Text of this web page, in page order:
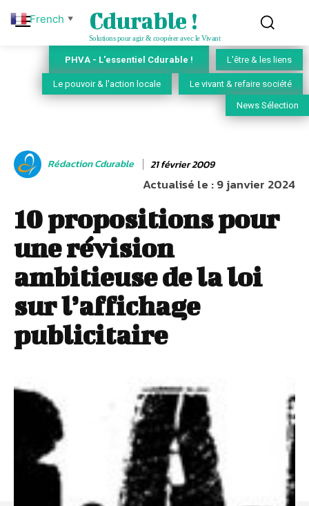
Cdurable !
Solutions pour agir & coopérer avec le Vivant
PHVA - L'essentiel Cdurable ! L'être & les liens
Le pouvoir & l'action locale Le vivant & refaire société
News Sélection
Rédaction Cdurable 21 février 2009
Actualisé le :9 janvier 2024
10 propositions pour
une révision
ambitieuse de la loi
sur l’affichage
publicitaire
French ▼